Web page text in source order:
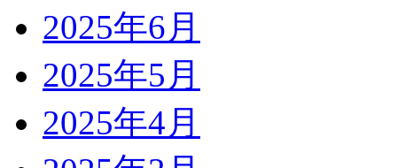
2025年6月
2025年5月
2025年4月